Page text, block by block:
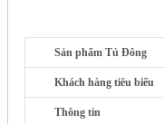
Sản phẩm Tủ Đông
Khách hàng tiêu biểu
Thông tin